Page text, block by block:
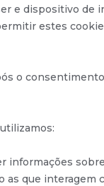
e dispositivo de
estes
o
informações
as que interagem